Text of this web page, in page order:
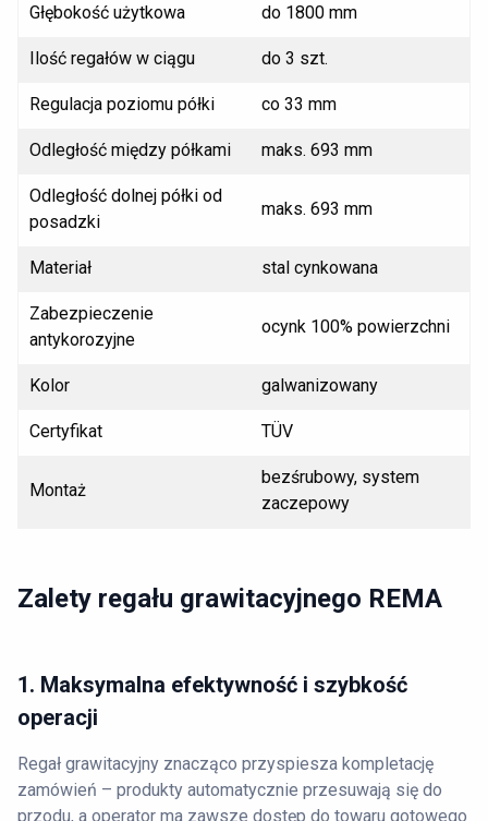
Głębokość użytkowa do 1800 mm
Ilość regałów w ciągu do 3 szt.
Regulacja poziomu półki co 33 mm
Odległość między półkami maks. 693 mm
Odległość dolnej półki od
posadzki
maks. 693 mm
Materiał stal cynkowana
Zabezpieczenie
antykorozyjne
ocynk 100% powierzchni
Kolor galwanizowany
Certyfikat TÜV
Montaż
bezśrubowy, system
zaczepowy
Zalety regału grawitacyjnego REMA
1. Maksymalna efektywność i szybkość
operacji
Regał grawitacyjny znacząco przyspiesza kompletację
zamówień – produkty automatycznie przesuwają się do
przodu, a operator ma zawsze dostęp do towaru gotowego